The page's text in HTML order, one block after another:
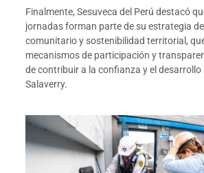
Finalmente, Sesuveca del Perú destacó
jornadas forman parte de su estrategia
comunitario y sostenibilidad territorial,
mecanismos de participación y
de contribuir a la confianza y el desarrollo
Salaverry.